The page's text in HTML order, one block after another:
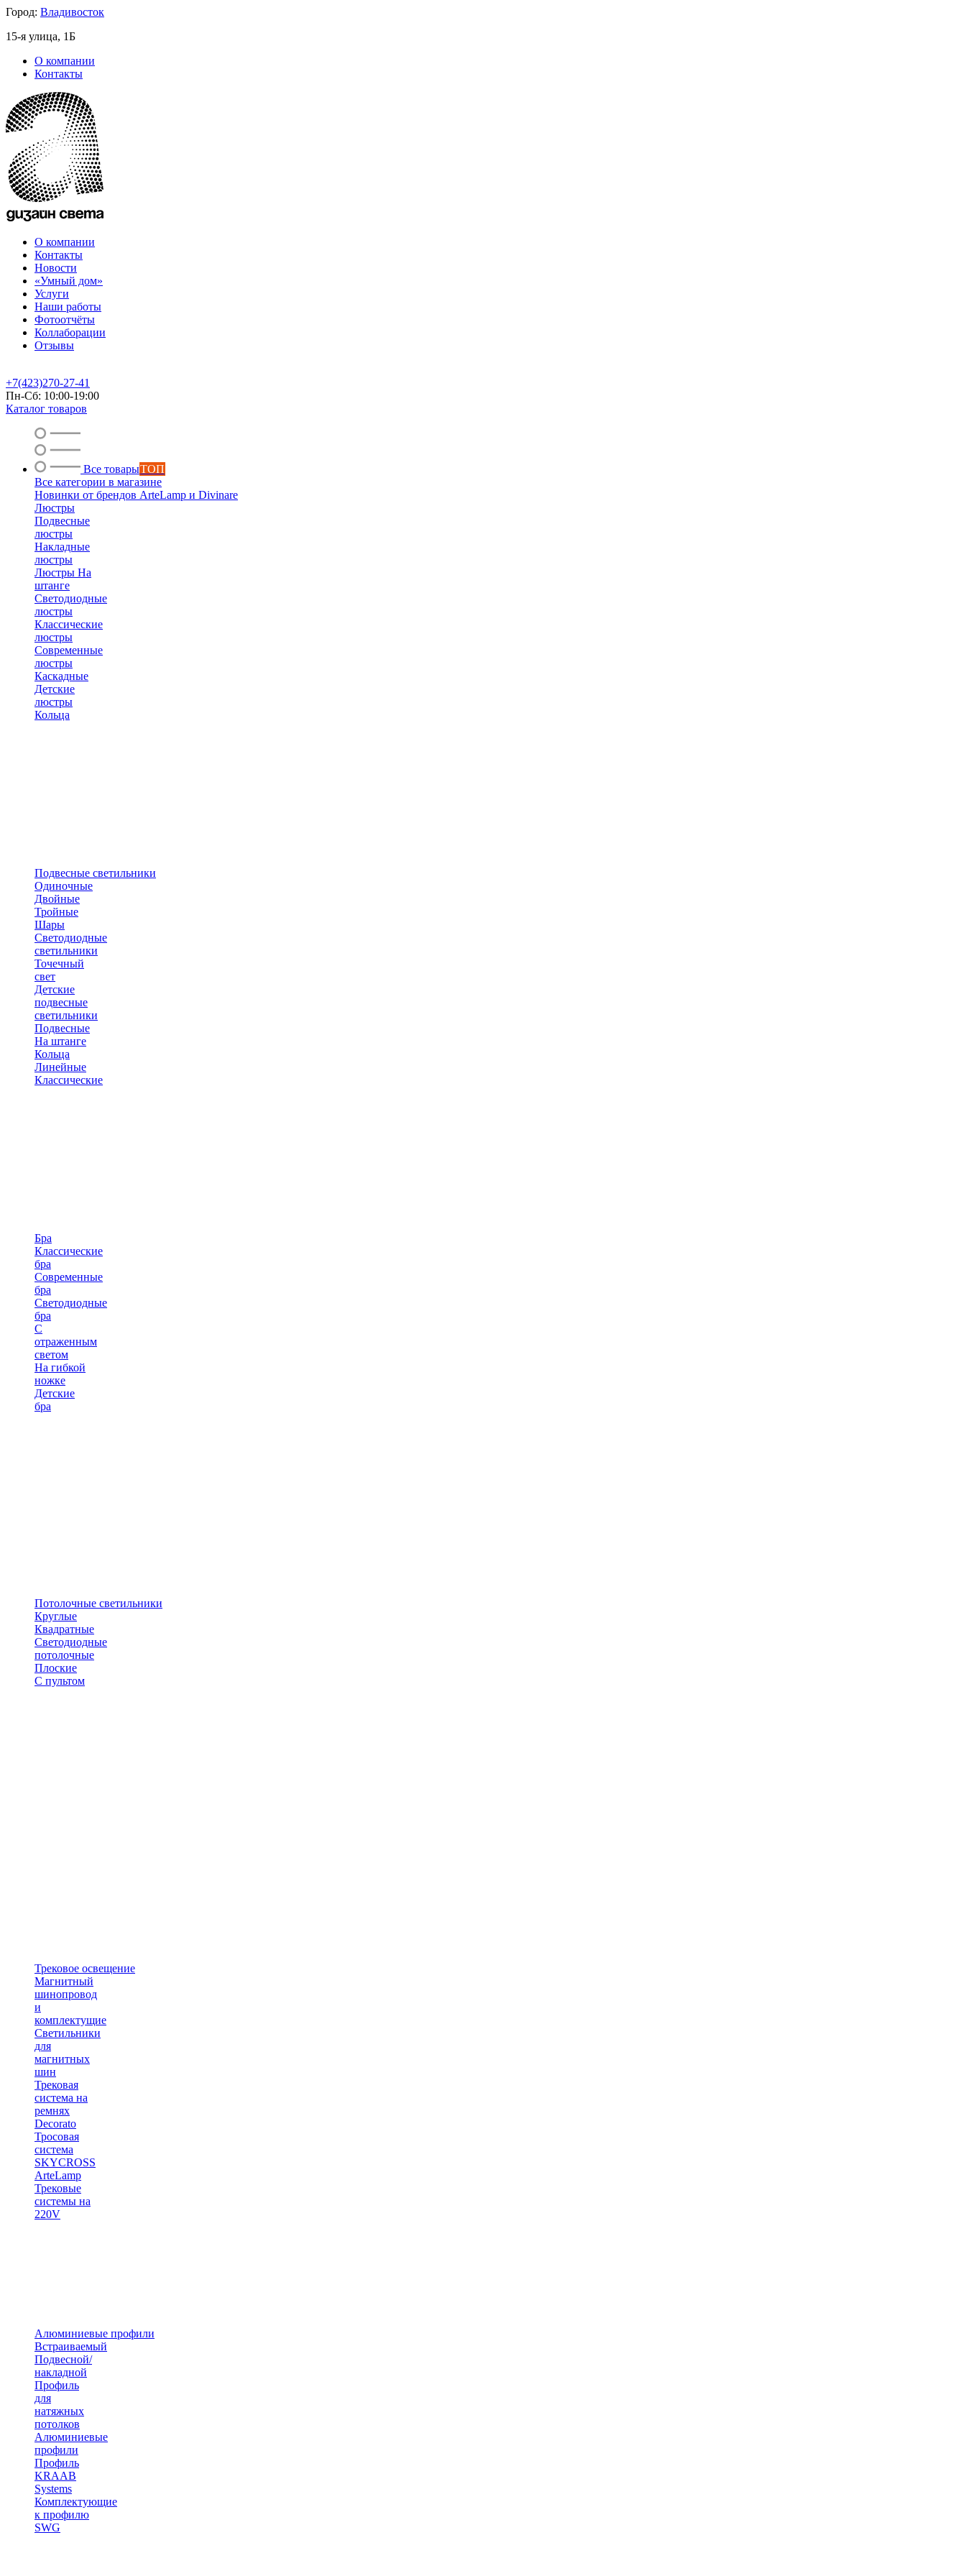
Город: Владивосток
15-я улица, 1Б
О компании
Контакты
О компании
Контакты
Новости
«Умный дом»
Услуги
Наши работы
Фотоотчёты
Коллаборации
Отзывы
+7(423)270-27-41
Пн-Сб: 10:00-19:00
Каталог товаров
Все товарыТОП
Все категории в магазине
Новинки от брендов ArteLamp и Divinare
Люстры
Подвесные
люстры
Накладные
люстры
Люстры На
штанге
Светодиодные
люстры
Классические
люстры
Современные
люстры
Каскадные
Детские
люстры
Кольца
Подвесные светильники
Одиночные
Двойные
Тройные
Шары
Светодиодные
светильники
Точечный
свет
Детские
подвесные
светильники
Подвесные
На штанге
Кольца
Линейные
Классические
Бра
Классические
бра
Современные
бра
Светодиодные
бра
С
отраженным
светом
На гибкой
ножке
Детские
бра
Потолочные светильники
Круглые
Квадратные
Светодиодные
потолочные
Плоские
С пультом
Трековое освещение
Магнитный
шинопровод
и
комплектущие
Светильники
для
магнитных
шин
Трековая
система на
ремнях
Decorato
Тросовая
система
SKYCROSS
ArteLamp
Трековые
системы на
220V
Алюминиевые профили
Встраиваемый
Подвесной/
накладной
Профиль
для
натяжных
потолков
Алюминиевые
профили
Профиль
KRAAB
Systems
Комплектующие
к профилю
SWG